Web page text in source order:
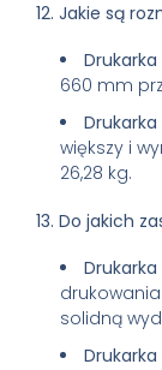
12. Jakie są
Drukarka
660 mm
Drukarka
większy i
26,28 kg.
13. Do jakich
Drukarka
solidną
Drukarka